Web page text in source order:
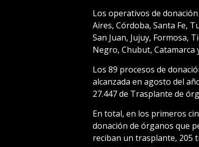
Los operativos de
Aires, Córdoba, Santa Fe,
San Juan, Jujuy, Formosa,
Negro, Chubut, Catamarca
Los 89 procesos de
alcanzada en agosto del
27.447 de Trasplante de
En total, en los primeros
donación de órganos que
reciban un trasplante, 205